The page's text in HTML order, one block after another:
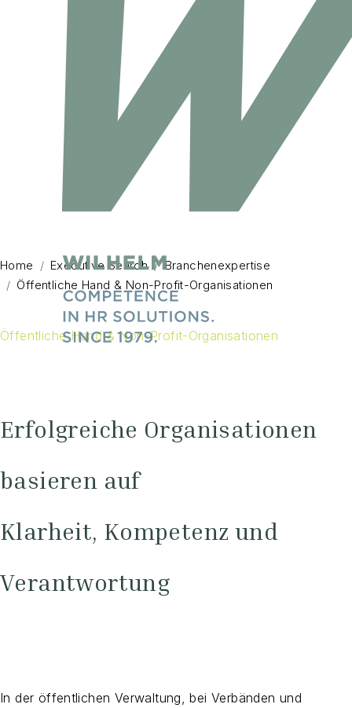
Home Executive Search
Branchenexpertise
Öffentliche Hand & Non-Profit-Organisationen
Öffentliche Hand & Non-Profit-Organisationen
Erfolgreiche Organisationen
basieren auf
Klarheit, Kompetenz und
Verantwortung
In der öffentlichen Verwaltung, bei Verbänden und